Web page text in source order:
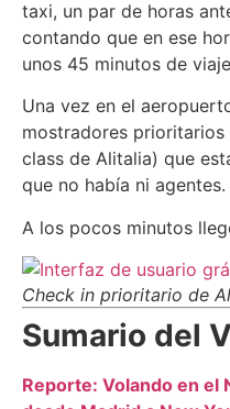
taxi, un par de horas
contando que en ese
unos 45 minutos de
Una vez en el
mostradores
class de Alitalia) que
que no había ni agentes.
A los pocos minutos
Check in prioritario de
Sumario del
Reporte: Volando en el